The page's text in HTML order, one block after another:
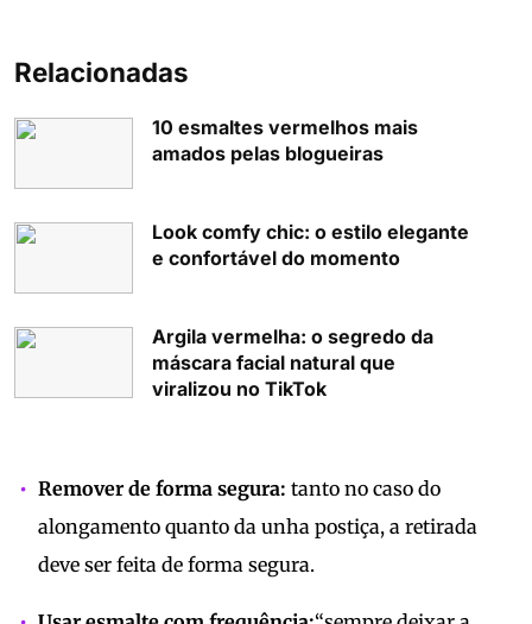
Relacionadas
10 esmaltes vermelhos mais
amados pelas blogueiras
Look comfy chic: o estilo elegante
e confortável do momento
Argila vermelha: o segredo da
máscara facial natural que
viralizou no TikTok
Remover de forma segura: tanto no caso do
alongamento quanto da unha postiça, a retirada
deve ser feita de forma segura.